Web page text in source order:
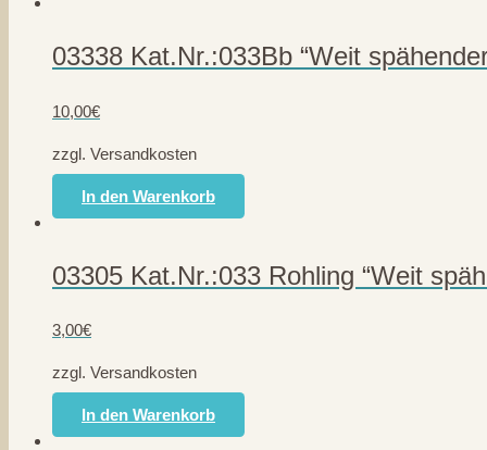
03338 Kat.Nr.:033Bb “Weit
10,00€
zzgl. Versandkosten
In den Warenkorb
03305 Kat.Nr.:033 Rohling “Weit
3,00€
zzgl. Versandkosten
In den Warenkorb